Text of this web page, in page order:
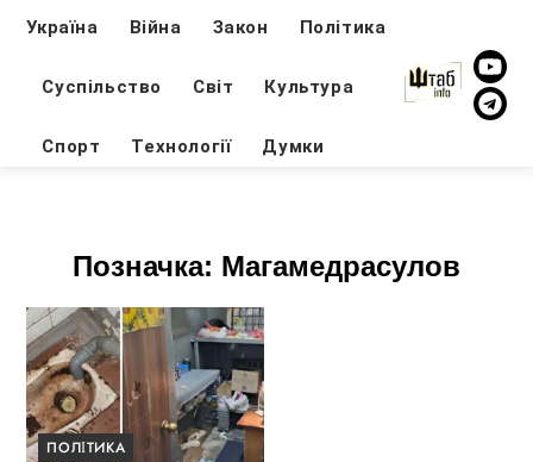
Україна Війна Закон Політика
Суспільство Світ Культура
Спорт Технології Думки
Позначка: Магамедрасулов
ПОЛІТИКА